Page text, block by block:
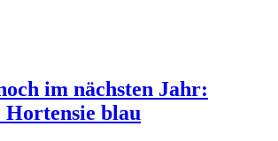
im nächsten Jahr:
Hortensie blau